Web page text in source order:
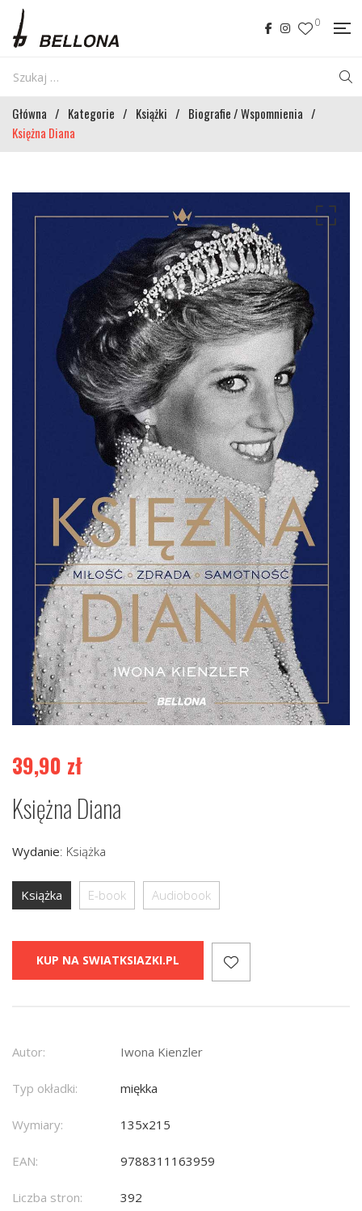
0
Główna / Kategorie / Książki / Biografie / Wspomnienia /
Księżna Diana
39,90 zł
Księżna Diana
Wydanie: Książka
Książka E-book Audiobook
KUP NA SWIATKSIAZKI.PL
Autor: Iwona Kienzler
Typ okładki: miękka
Wymiary: 135x215
EAN: 9788311163959
Liczba stron: 392